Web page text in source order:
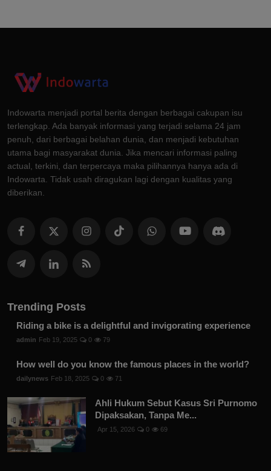
Indowarta menjadi portal berita dengan berbagai cakupan isu
terlengkap. Ada banyak informasi yang terjadi selama 24 jam
penuh, dari berbagai belahan dunia, dan menjadi kebutuhan
utama bagi masyarakat dunia. Jika mencari informasi paling
actual, terkini, dan terpercaya maka pilihannya hanya ada di
Indowarta. Tidak usah diragukan lagi dengan kualitas yang
diberikan.
Trending Posts
Riding a bike is a delightful and invigorating experience
admin Feb 19, 2025 0 79
How well do you know the famous places in the world?
dailynews Feb 18, 2025 0 71
Ahli Hukum Sebut Kasus Sri Purnomo
Dipaksakan, Tanpa Me...
Apr 15, 2026 0 69